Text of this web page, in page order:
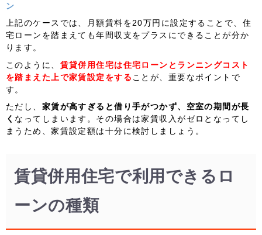
ン
上記のケースでは、月額賃料を20万円に設定することで、住
宅ローンを踏まえても年間収支をプラスにできることが分か
ります。
このように、 賃貸併用住宅は住宅ローンとランニングコスト
を踏まえた上で家賃設定をする ことが、重要なポイントで
す。
ただし、 家賃が高すぎると借り手がつかず、空室の期間が長
く なってしまいます。その場合は家賃収入がゼロとなってし
まうため、家賃設定額は十分に検討しましょう。
賃貸併用住宅で利用できるロ
ーンの種類